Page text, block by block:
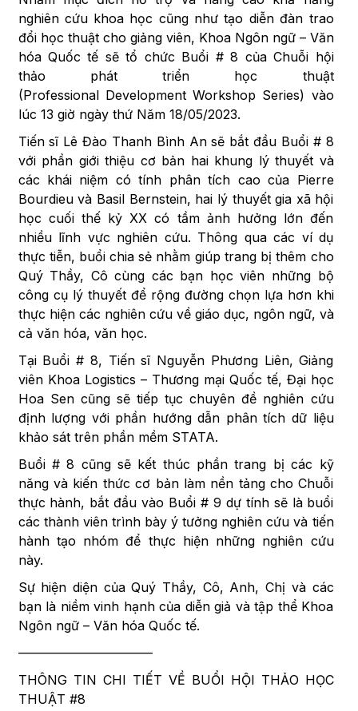
nghiên cứu khoa học cũng như tạo diễn đàn trao
đổi học thuật cho giảng viên, Khoa Ngôn ngữ – Văn
hóa Quốc tế sẽ tổ chức Buổi # 8 của Chuỗi hội
thảo phát triển học thuật
(Professional Development Workshop Series) vào
lúc 13 giờ ngày thứ Năm 18/05/2023.
Tiến sĩ Lê Đào Thanh Bình An sẽ bắt đầu Buổi # 8
với phần giới thiệu cơ bản hai khung lý thuyết và
các khái niệm có tính phân tích cao của Pierre
Bourdieu và Basil Bernstein, hai lý thuyết gia xã hội
học cuối thế kỷ XX có tầm ảnh hưởng lớn đến
nhiều lĩnh vực nghiên cứu. Thông qua các ví dụ
thực tiễn, buổi chia sẻ nhằm giúp trang bị thêm cho
Quý Thầy, Cô cùng các bạn học viên những bộ
công cụ lý thuyết để rộng đường chọn lựa hơn khi
thực hiện các nghiên cứu về giáo dục, ngôn ngữ, và
cả văn hóa, văn học.
Tại Buổi # 8, Tiến sĩ Nguyễn Phương Liên, Giảng
viên Khoa Logistics – Thương mại Quốc tế, Đại học
Hoa Sen cũng sẽ tiếp tục chuyên đề nghiên cứu
định lượng với phần hướng dẫn phân tích dữ liệu
khảo sát trên phần mềm STATA.
Buổi # 8 cũng sẽ kết thúc phần trang bị các kỹ
năng và kiến thức cơ bản làm nền tảng cho Chuỗi
thực hành, bắt đầu vào Buổi # 9 dự tính sẽ là buổi
các thành viên trình bày ý tưởng nghiên cứu và tiến
hành tạo nhóm để thực hiện những nghiên cứu
này.
Sự hiện diện của Quý Thầy, Cô, Anh, Chị và các
bạn là niềm vinh hạnh của diễn giả và tập thể Khoa
Ngôn ngữ – Văn hóa Quốc tế.
——————————–
THÔNG TIN CHI TIẾT VỀ BUỔI HỘI THẢO HỌC
THUẬT #8